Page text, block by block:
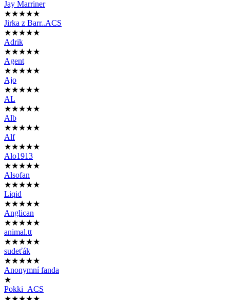
Jay Marriner
★★★★★
Jirka z Barr..ACS
★★★★★
Adrik
★★★★★
Agent
★★★★★
Ajo
★★★★★
AL
★★★★★
Alb
★★★★★
Alf
★★★★★
Alo1913
★★★★★
Alsofan
★★★★★
Liqid
★★★★★
Anglican
★★★★★
animal.tt
★★★★★
sudeťák
★★★★★
Anonymní fanda
★
Pokki_ACS